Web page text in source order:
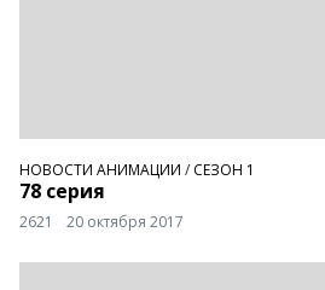
НОВОСТИ АНИМАЦИИ / СЕЗОН 1
78 серия
2621 20 октября 2017